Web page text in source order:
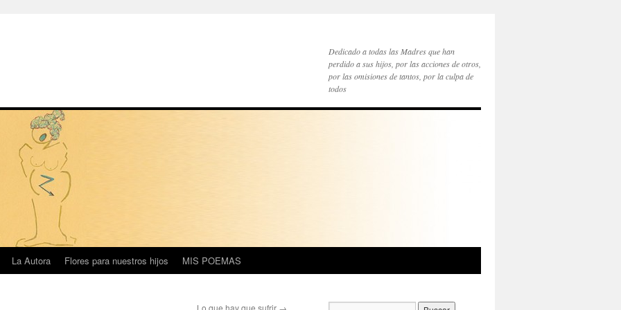
Dedicado a todas las Madres que han
perdido a sus hijos, por las acciones de otros,
por las omisiones de tantos, por la culpa de
todos
La Autora Flores para nuestros hijos MIS POEMAS
Lo que hay que sufrir →